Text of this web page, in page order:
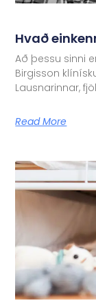
Hvað
Að þessu sinni
Birgisson
Lausnarinnar,
Read More